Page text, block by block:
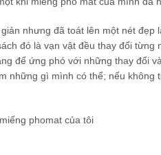
nhưng đã toát lên một nét đẹp
đó là vạn vật đều thay đổi từng
để ứng phó với những thay đổi
những gì mình có thể; nếu